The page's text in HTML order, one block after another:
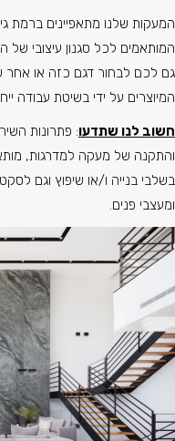
המעקות שלנו מתאפיינים ברמת
המותאמים לכל סגנון עיצובי
גם לכם לבחור דגם כזה או אחר
המיוצרים על ידי בשיטת עבודה
חשוב לנו שתדעו: פתרונות
והתקנה של מעקה למדרגות,
בשלבי בנייה ו/או שיפוץ וגם
ומעצבי פנים.